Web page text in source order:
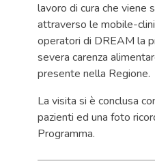
lavoro di cura che viene
attraverso le mobile-
operatori di DREAM la
severa carenza
presente nella Regione.
La visita si è conclusa
pazienti ed una foto
Programma.